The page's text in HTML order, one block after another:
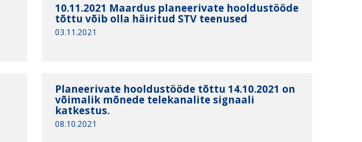
10.11.2021 Maardus planeerivate hooldustööde
tõttu võib olla häiritud STV teenused
03.11.2021
Planeerivate hooldustööde tõttu 14.10.2021 on
võimalik mõnede telekanalite signaali
katkestus.
08.10.2021